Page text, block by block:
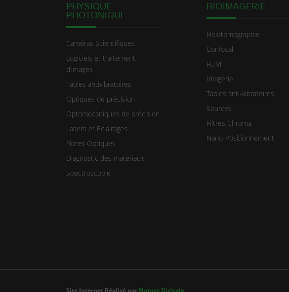
PHYSIQUE
PHOTONIQUE
Caméras Scientifiques
Logiciels et traitement
d’images
Tables antivibratoires
Optiques de précision
Optomécaniques de précision
Lasers et Eclairages
Fibres Optiques
Diagnostic des matériaux
Spectroscopie
BIOIMAGERIE
Holotomographie
Confocal
FLIM
Imagerie
Tables anti-vibratoires
Sources
Filtres Chroma
Nano-Positionnement